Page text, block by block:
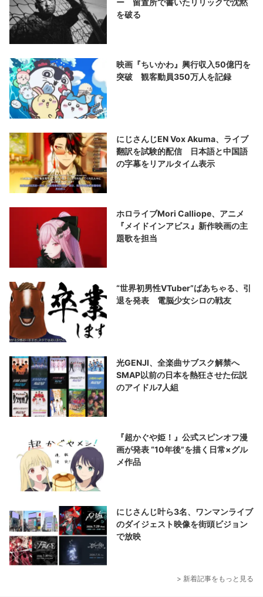
を破る
映画『ちいかわ』興行収入50億円を
突破 観客動員350万人を記録
にじさんじEN Vox Akuma、ライブ
翻訳を試験的配信 日本語と中国語
の字幕をリアルタイム表示
ホロライブMori Calliope、アニメ
『メイドインアビス』新作映画の主
題歌を担当
“世界初男性VTuber”ばあちゃる、引
退を発表 電脳少女シロの戦友
光GENJI、全楽曲サブスク解禁へ
SMAP以前の日本を熱狂させた伝説
のアイドル7人組
『超かぐや姫！』公式スピンオフ漫
画が発表 “10年後”を描く日常×グル
メ作品
にじさんじ叶ら3名、ワンマンライブ
のダイジェスト映像を街頭ビジョン
で放映
> 新着記事をもっと見る